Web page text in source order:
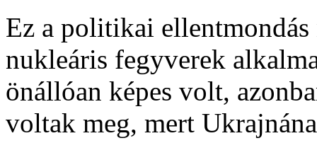
Ez a politikai
nukleáris fegyverek
önállóan képes volt,
voltak meg, mert